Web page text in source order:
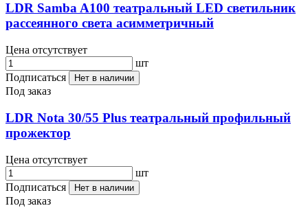
LDR Samba A100 театральный LED светильник
рассеянного света aсимметричный
Цена отсутствует
шт
Подписаться
Нет в наличии
Под заказ
LDR Nota 30/55 Plus театральный профильный
прожектор
Цена отсутствует
шт
Подписаться
Нет в наличии
Под заказ